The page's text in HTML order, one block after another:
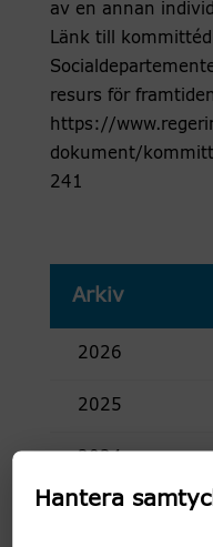
av en annan
Länk till
resurs för
https://
dokument/
241
Arkiv
2026
2025
2023
Hantera